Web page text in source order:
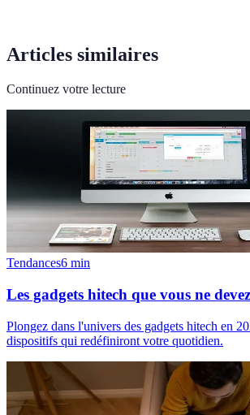
Articles similaires
Continuez votre lecture
Tendances6 min
Les gadgets hitech que vous ne
Plongez dans l'univers des gadgets hitech en
dispositifs qui redéfiniront votre quotidien.